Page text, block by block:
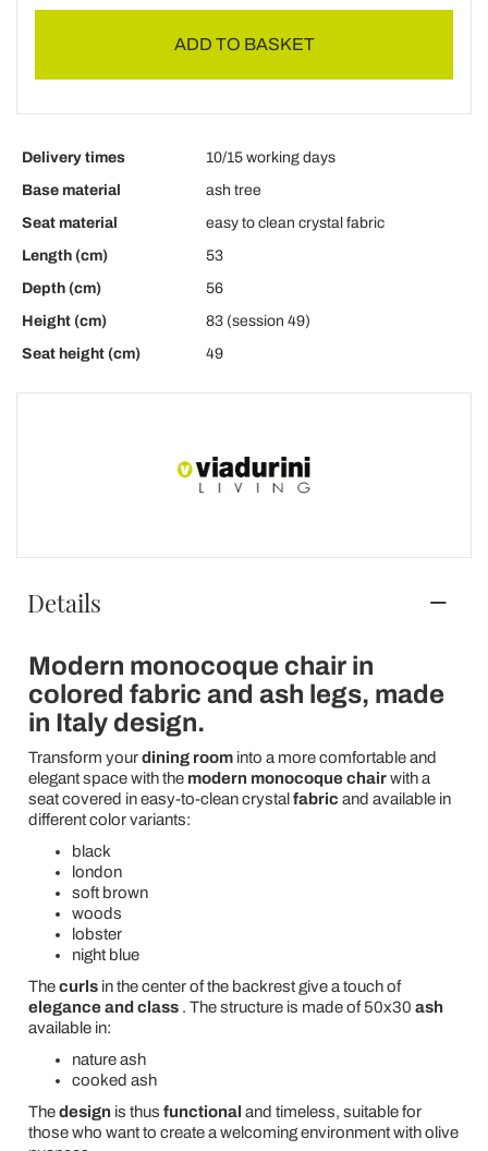
ADD TO BASKET
Delivery times
10/15 working days
Base material
ash tree
Seat material
easy to clean crystal fabric
Length (cm)
53
Depth (cm)
56
Height (cm)
83 (session 49)
Seat height (cm)
49
Details
Modern monocoque chair in
colored fabric and ash legs, made
in Italy design.
Transform yourdining roominto a more comfortable and
elegant space with the modern monocoque chairwith a
seat covered in easy-to-clean crystal fabric and available in
different color variants:
black
london
soft brown
woods
lobster
night blue
Thecurlsin the center of the backrest give a touch of
elegance and class. The structure is made of 50x30 ash
available in:
nature ash
cooked ash
Thedesign is thus functional and timeless, suitable for
those who want to create a welcoming environment with olive